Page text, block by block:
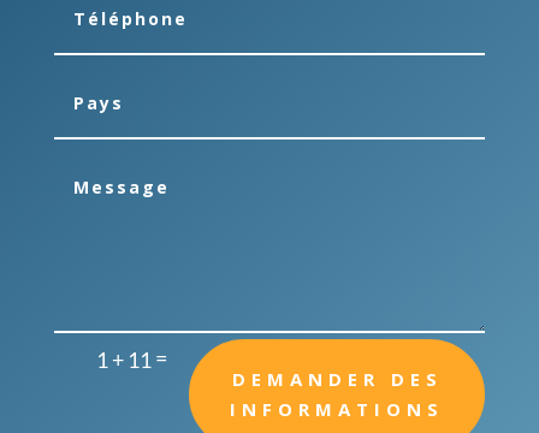
1 + 11=
DEMANDER DES
INFORMATIONS